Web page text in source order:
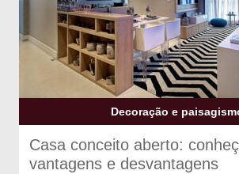
Decoração e
Casa conceito aberto:
vantagens e desvantagens